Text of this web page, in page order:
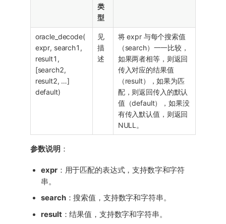
类
型
oracle_decode(
expr, search1,
result1,
[search2,
result2, …​]
default)
见
描
述
将 expr 与每个搜索值
（search）一一比较，
如果两者相等，则返回
传入对应的结果值
（result），如果为匹
配，则返回传入的默认
值（default），如果没
有传入默认值，则返回
NULL。
参数说明 ：
expr：用于匹配的表达式，支持数字和字符
串。
search：搜索值，支持数字和字符串。
result：结果值，支持数字和字符串。